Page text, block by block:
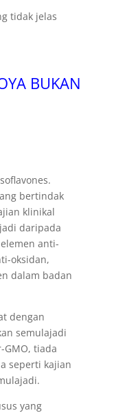
tidak jelas
BUKAN
bertindak
klinikal
daripada
anti-
oksidan,
dalam badan
dengan
semulajadi
tiada
seperti kajian
yang